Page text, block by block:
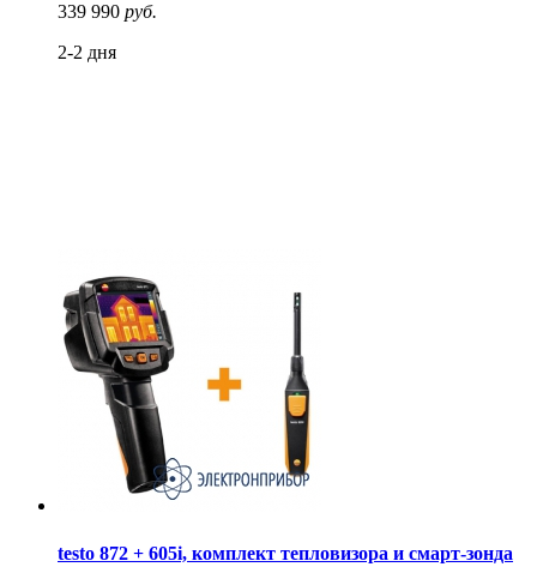
339 990 руб.
2-2 дня
testo 872 + 605i, комплект тепловизора и смарт-зонда